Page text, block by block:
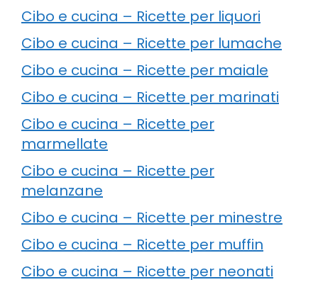
Cibo e cucina – Ricette per liquori
Cibo e cucina – Ricette per lumache
Cibo e cucina – Ricette per maiale
Cibo e cucina – Ricette per marinati
Cibo e cucina – Ricette per
marmellate
Cibo e cucina – Ricette per
melanzane
Cibo e cucina – Ricette per minestre
Cibo e cucina – Ricette per muffin
Cibo e cucina – Ricette per neonati